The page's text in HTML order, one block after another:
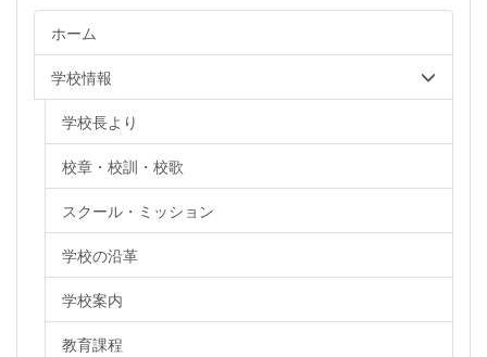
ホーム
学校情報
学校長より
校章・校訓・校歌
スクール・ミッション
学校の沿革
学校案内
教育課程